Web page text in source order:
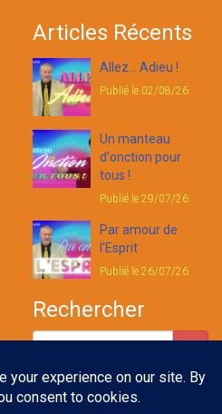
Articles Récents
Allez... Adieu !
Publié le 02/08/26
Un manteau
d'onction pour
tous !
Publié le 29/07/26
Par amour de
l'Esprit
Publié le 26/07/26
Rechercher